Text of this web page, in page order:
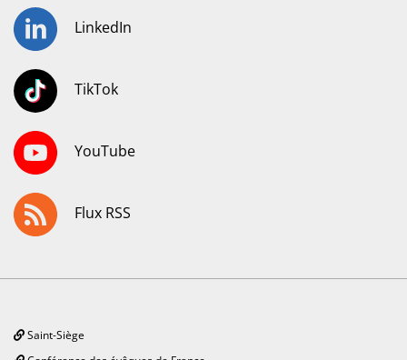
LinkedIn
TikTok
YouTube
Flux RSS
Saint-Siège